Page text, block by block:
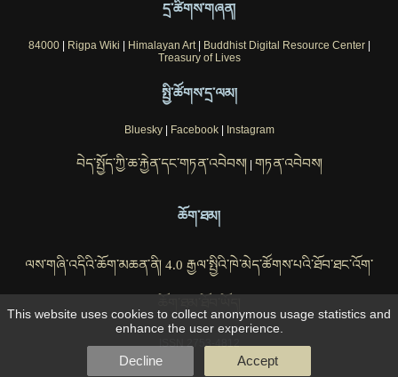
དྲ་ཚིགས་གཞན།
84000| Rigpa Wiki Himalayan Art| Buddhist Digital Resource Center|
Treasury of Lives
སྤྱི་ཚོགས་དྲ་ལམ།
Bluesky| Facebook| Instagram
བེད་སྤྱོད་ཀྱི་ཆ་རྐྱེན་དང་གཏན་འབེབས། གཏན་འབེབས།
ཆོག་ཐམ།
ལས་གཞི་འདིའི་ཆོག་མཆན་ནི། 4.0 རྒྱལ་སྤྱིའི་ཁེ་མེད་ཚོགས་པའི་ཐོབ་ཐང་འོག་
ISSN 2753-4812
This website uses cookies to collect anonymous usage statistics and
enhance the user experience.
Decline Accept